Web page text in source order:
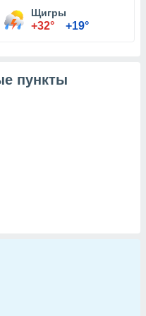
Щигры
+32° +19°
пункты